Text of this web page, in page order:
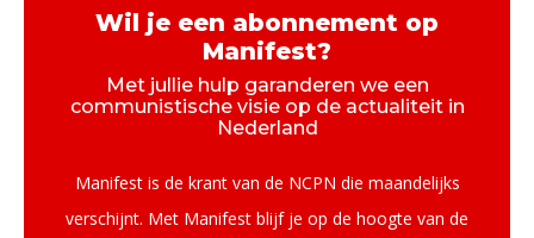
Wil je een abonnement op
Manifest?
Met jullie hulp garanderen we een
communistische visie op de actualiteit in
Nederland
Manifest is de krant van de NCPN die maandelijks
verschijnt. Met Manifest blijf je op de hoogte van de